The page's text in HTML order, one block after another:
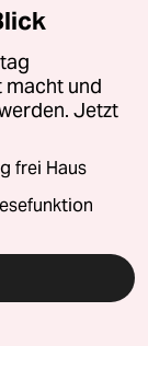
macht und
Jetzt
frei Haus